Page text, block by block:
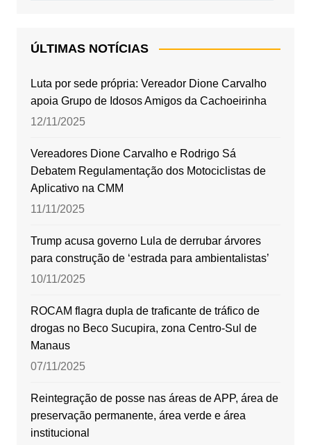
ÚLTIMAS NOTÍCIAS
Luta por sede própria: Vereador Dione Carvalho
apoia Grupo de Idosos Amigos da Cachoeirinha
12/11/2025
Vereadores Dione Carvalho e Rodrigo Sá
Debatem Regulamentação dos Motociclistas de
Aplicativo na CMM
11/11/2025
Trump acusa governo Lula de derrubar árvores
para construção de ‘estrada para ambientalistas’
10/11/2025
ROCAM flagra dupla de traficante de tráfico de
drogas no Beco Sucupira, zona Centro-Sul de
Manaus
07/11/2025
Reintegração de posse nas áreas de APP, área de
preservação permanente, área verde e área
institucional